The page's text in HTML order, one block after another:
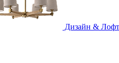
Дизайн & Лофт